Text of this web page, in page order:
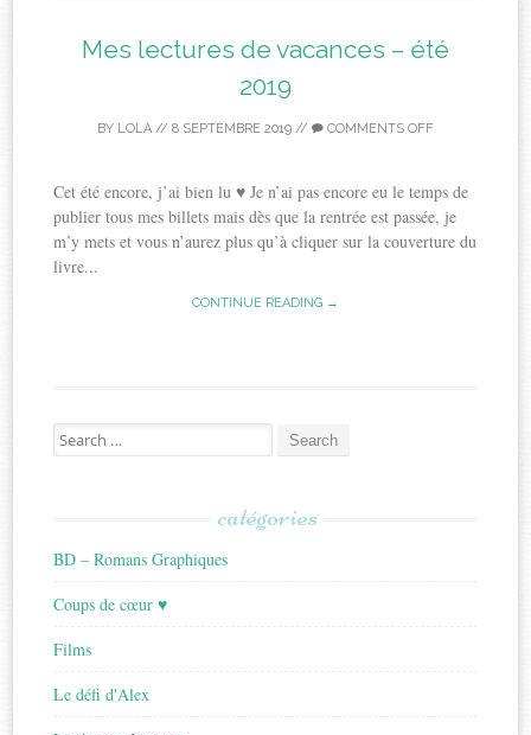
Mes lectures de vacances – été
2019
BY LOLA // 8 SEPTEMBRE 2019 // COMMENTS OFF
Cet été encore, j’ai bien lu ♥ Je n’ai pas encore eu le temps de
publier tous mes billets mais dès que la rentrée est passée, je
m’y mets et vous n’aurez plus qu’à cliquer sur la couverture du
livre...
CONTINUE READING →
Search
for:
catégories
BD – Romans Graphiques
Coups de cœur ♥
Films
Le défi d'Alex